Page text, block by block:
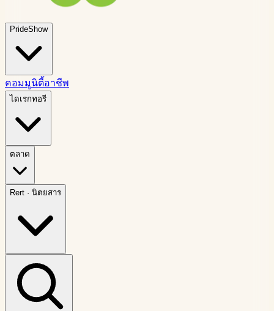
PrideShow
คอมมูนิตี้อาชีพ
ไดเรกทอรี
ตลาด
Rert · นิตยสาร